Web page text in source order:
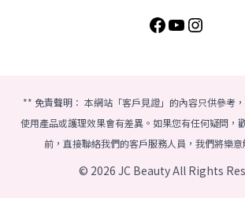
** 免責聲明： 本網站「客戶見證」的內容只供參考
使用產品或護理效果會有差異。如果您有任何疑問，
前，直接聯絡我們的客戶服務人員，我們將樂
© 2026 JC Beauty All Rights